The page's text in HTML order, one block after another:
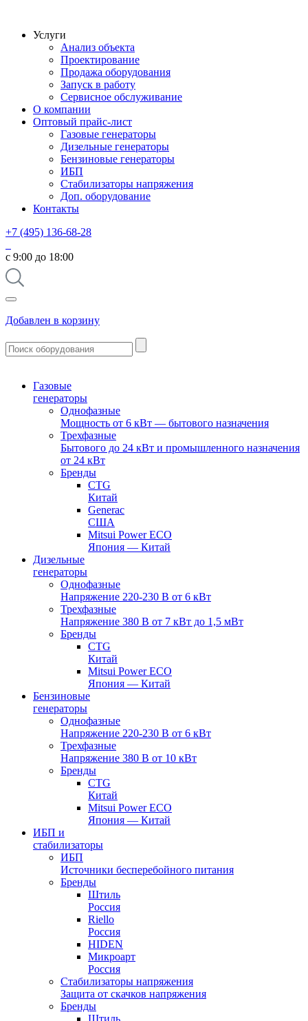
Услуги
Анализ объекта
Проектирование
Продажа оборудования
Запуск в работу
Сервисное обслуживание
О компании
Оптовый прайс-лист
Газовые генераторы
Дизельные генераторы
Бензиновые генераторы
ИБП
Стабилизаторы напряжения
Доп. оборудование
Контакты
+7 (495) 136-68-28
с 9:00 до 18:00
Добавлен в корзину
Газовые
генераторы
Однофазные
Мощность от 6 кВт — бытового назначения
Трехфазные
Бытового до 24 кВт и промышленного назначения
от 24 кВт
Бренды
CTG
Китай
Generac
США
Mitsui Power ECO
Япония — Китай
Дизельные
генераторы
Однофазные
Напряжение 220-230 В от 6 кВт
Трехфазные
Напряжение 380 В от 7 кВт до 1,5 мВт
Бренды
CTG
Китай
Mitsui Power ECO
Япония — Китай
Бензиновые
генераторы
Однофазные
Напряжение 220-230 В от 6 кВт
Трехфазные
Напряжение 380 В от 10 кВт
Бренды
CTG
Китай
Mitsui Power ECO
Япония — Китай
ИБП и
стабилизаторы
ИБП
Источники бесперебойного питания
Бренды
Штиль
Россия
Riello
Россия
HIDEN
Микроарт
Россия
Стабилизаторы напряжения
Защита от скачков напряжения
Бренды
Штиль